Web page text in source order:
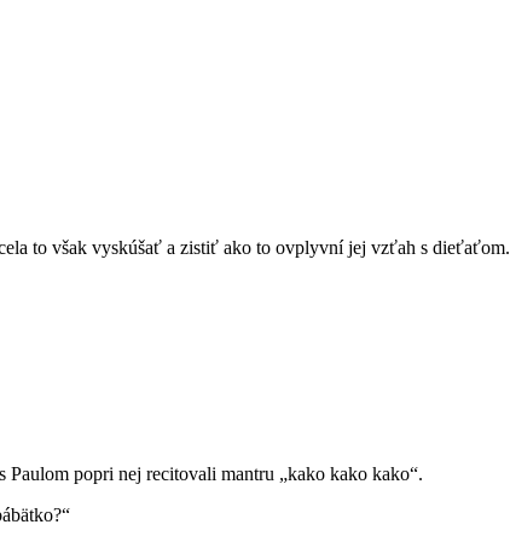
to však vyskúšať a zistiť ako to ovplyvní jej vzťah s dieťaťom.
popri nej recitovali mantru „kako kako kako“.